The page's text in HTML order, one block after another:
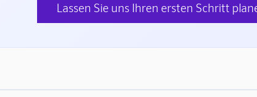
Lassen Sie uns Ihren ersten Schritt